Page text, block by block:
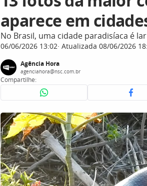
aparece em
No Brasil, uma cidade paradisíaca é
06/06/2026 13:02 Atualizada 08/06/2026
Agência Hora
agenciahora@nsc.com.br
Compartilhe: